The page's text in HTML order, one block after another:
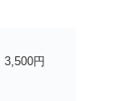
3,500円